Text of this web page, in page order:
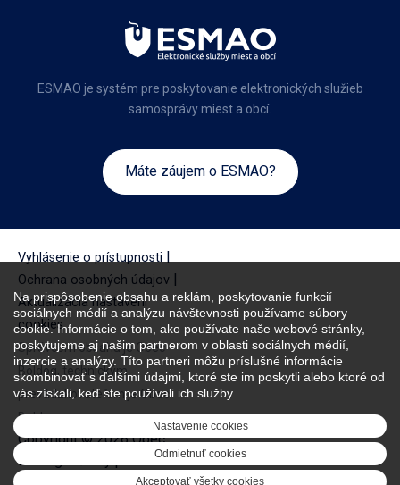
Na prispôsobenie obsahu a reklám, poskytovanie funkcií
sociálnych médií a analýzu návštevnosti používame súbory
cookie. Informácie o tom, ako používate naše webové stránky,
poskytujeme aj našim partnerom v oblasti sociálnych médií,
inzercie a analýzy. Títo partneri môžu príslušné informácie
skombinovať s ďalšími údajmi, ktoré ste im poskytli alebo ktoré od
vás získali, keď ste používali ich služby.
Nastavenie cookies
Odmietnuť cookies
Akceptovať všetky cookies
ESMAO je systém pre poskytovanie elektronických služieb
samosprávy miest a obcí.
Máte záujem o ESMAO?
Vyhlásenie o prístupnosti |
Ochrana osobných údajov |
Aktualizácia nastavení
cookies
Správcom obsahu je Obec
Boldog, technickým
prevádzkovateľom je Obec
Boldog.
Copyright © 2026 Obec
Boldog. Všetky práva